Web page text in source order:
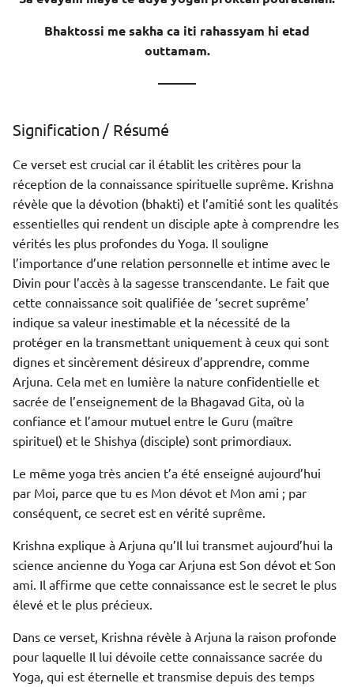
La phrase - 2
Bhaktossi me sakha ca iti rahassyam hi etad
outtamam.
———
Signification / Résumé
Ce verset est crucial car il établit les critères pour la
réception de la connaissance spirituelle suprême. Krishna
révèle que la dévotion (bhakti) et l’amitié sont les qualités
essentielles qui rendent un disciple apte à comprendre les
vérités les plus profondes du Yoga. Il souligne
l’importance d’une relation personnelle et intime avec le
Divin pour l’accès à la sagesse transcendante. Le fait que
cette connaissance soit qualifiée de ‘secret suprême’
indique sa valeur inestimable et la nécessité de la
protéger en la transmettant uniquement à ceux qui sont
dignes et sincèrement désireux d’apprendre, comme
Arjuna. Cela met en lumière la nature confidentielle et
sacrée de l’enseignement de la Bhagavad Gita, où la
confiance et l’amour mutuel entre le Guru (maître
spirituel) et le Shishya (disciple) sont primordiaux.
Le même yoga très ancien t’a été enseigné aujourd’hui
par Moi, parce que tu es Mon dévot et Mon ami ; par
conséquent, ce secret est en vérité suprême.
Krishna explique à Arjuna qu’Il lui transmet aujourd’hui la
science ancienne du Yoga car Arjuna est Son dévot et Son
ami. Il affirme que cette connaissance est le secret le plus
élevé et le plus précieux.
Dans ce verset, Krishna révèle à Arjuna la raison profonde
pour laquelle Il lui dévoile cette connaissance sacrée du
Yoga, qui est éternelle et transmise depuis des temps